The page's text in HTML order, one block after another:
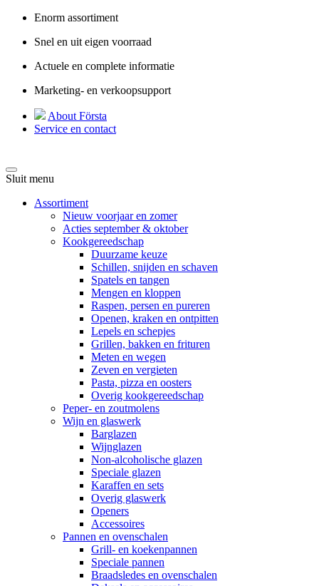
Enorm assortiment
Snel en uit eigen voorraad
Actuele en complete informatie
Marketing- en verkoopsupport
About Första
Service en contact
Sluit menu
Assortiment
Nieuw voorjaar en zomer
Acties september & oktober
Kookgereedschap
Duurzame keuze
Schillen, snijden en schaven
Spatels en tangen
Mengen en kloppen
Raspen, persen en pureren
Openen, kraken en ontpitten
Lepels en schepjes
Grillen, bakken en frituren
Meten en wegen
Zeven en vergieten
Pasta, pizza en oosters
Overig kookgereedschap
Peper- en zoutmolens
Wijn en glaswerk
Barglazen
Wijnglazen
Non-alcoholische glazen
Speciale glazen
Karaffen en sets
Overig glaswerk
Openers
Accessoires
Pannen en ovenschalen
Grill- en koekenpannen
Speciale pannen
Braadsledes en ovenschalen